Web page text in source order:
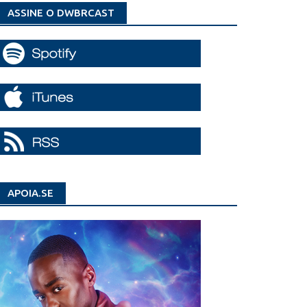
ASSINE O DWBRCAST
APOIA.SE